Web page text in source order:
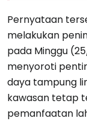
Pernyataan
melakukan
pada Minggu
menyoroti
daya tampung
kawasan tetap
pemanfaatan